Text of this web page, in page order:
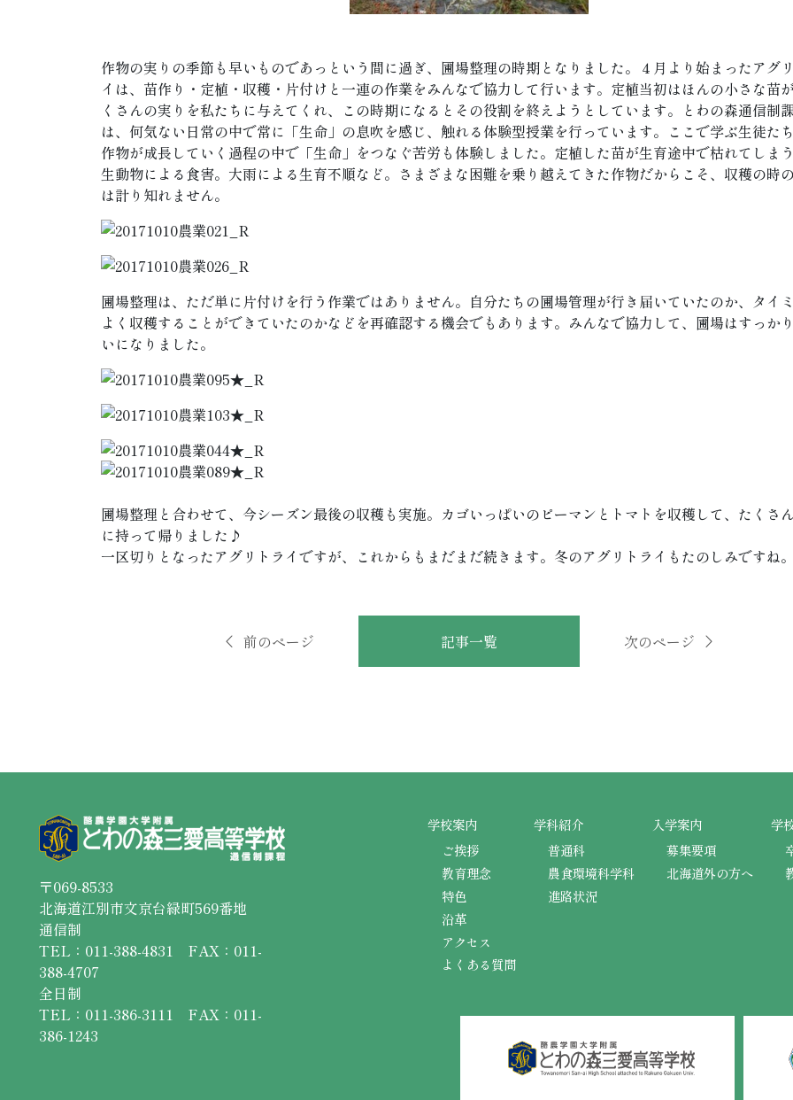
作物の実りの季節も早いものであっという間に過ぎ、圃場整理の時期となりました。４月より始まったアグ
イは、苗作り・定植・収穫・片付けと一連の作業をみんなで協力して行います。定植当初はほんの小さな苗
くさんの実りを私たちに与えてくれ、この時期になるとその役割を終えようとしています。とわの森通信制
は、何気ない日常の中で常に「生命」の息吹を感じ、触れる体験型授業を行っています。ここで学ぶ生徒たち
作物が成長していく過程の中で「生命」をつなぐ苦労も体験しました。定植した苗が生育途中で枯れてしま
生動物による食害。大雨による生育不順など。さまざまな困難を乗り越えてきた作物だからこそ、収穫の時
は計り知れません。
圃場整理は、ただ単に片付けを行う作業ではありません。自分たちの圃場管理が行き届いていたのか、タイ
よく収穫することができていたのかなどを再確認する機会でもあります。みんなで協力して、圃場はすっか
いになりました。
圃場整理と合わせて、今シーズン最後の収穫も実施。カゴいっぱいのピーマンとトマトを収穫して、たくさ
に持って帰りました♪
一区切りとなったアグリトライですが、これからもまだまだ続きます。冬のアグリトライもたのしみですね。
前のページ 記事一覧 次のページ
〒069-8533
北海道江別市文京台緑町569番地
通信制
TEL：011-388-4831 FAX：011-
388-4707
全日制
TEL：011-386-3111 FAX：011-
386-1243
学校案内
ご挨拶
教育理念
特色
沿革
アクセス
よくある質問
学科紹介
普通科
農食環境科学科
進路状況
入学案内
募集要項
北海道外の方へ
学